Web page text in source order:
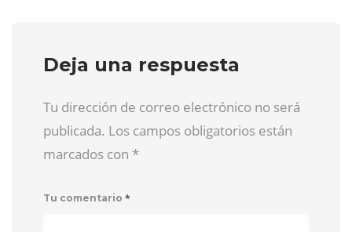
Deja una respuesta
Tu dirección de correo electrónico no será
publicada. Los campos obligatorios están
marcados con *
Tu comentario *